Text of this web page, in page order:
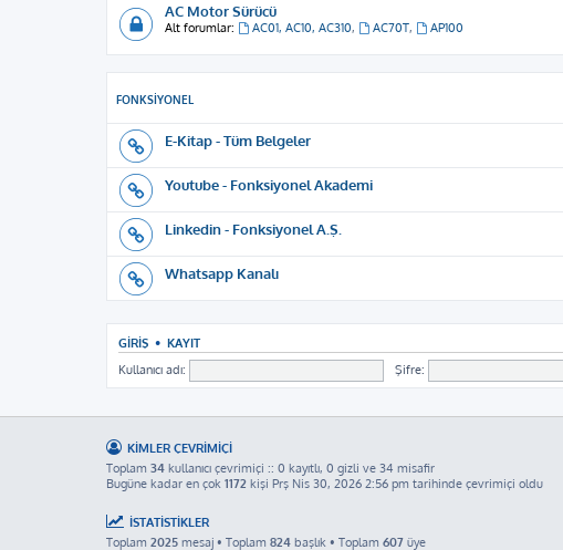
AC Motor Sürücü
Alt forumlar: AC01, AC10, AC310, AC70T, AP100
FONKSIYONEL
E-Kitap - Tüm Belgeler
Youtube - Fonksiyonel Akademi
Linkedin - Fonksiyonel A.Ş.
Whatsapp Kanalı
GIRIŞ • KAYIT
Kullanıcı adı: Şifre:
KIMLER ÇEVRIMIÇI
Toplam 34 kullanıcı çevrimiçi :: 0 kayıtlı, 0 gizli ve 34 misafir
Bugüne kadar en çok 1172 kişi Prş Nis 30, 2026 2:56 pm tarihinde çevrimiçi oldu
İSTATISTIKLER
Toplam 2025 mesaj • Toplam 824 başlık • Toplam 607 üye